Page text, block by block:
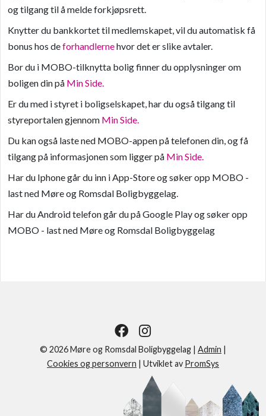
og tilgang til å melde forkjøpsrett.
Knytter du bankkortet til medlemskapet, vil du automatisk få
bonus hos deforhandlernehvor det er slike avtaler.
Bor du i MOBO-tilknytta bolig finner du opplysninger om
boligen din på Min Side.
Er du med i styret i boligselskapet, har du også tilgang til
styreportalen gjennom Min Side.
Du kan også laste ned MOBO-appen på telefonen din, og få
tilgang på informasjonen som ligger på Min Side.
Har du Iphone går du inn i App-Store og søker opp MOBO -
last ned Møre og Romsdal Boligbyggelag.
Har du Android telefon går du på Google Play og søker opp
MOBO - last ned Møre og Romsdal Boligbyggelag
© 2026 Møre og Romsdal Boligbyggelag | Admin |
Cookies og personvern | Utviklet av PromSys